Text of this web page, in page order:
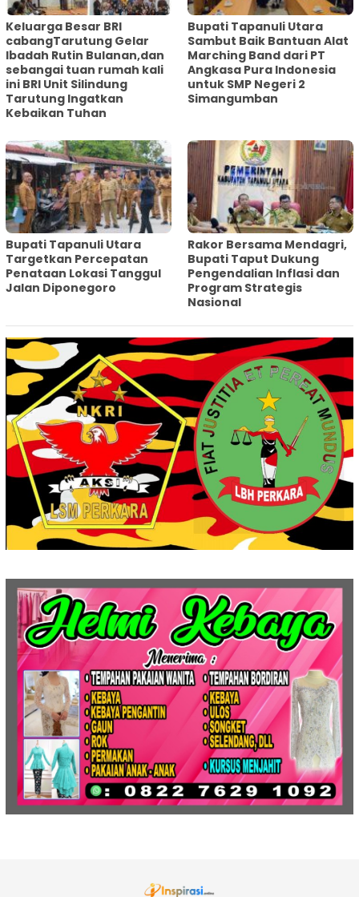
Keluarga Besar BRI
cabangTarutung Gelar
Ibadah Rutin Bulanan,dan
sebangai tuan rumah kali
ini BRI Unit Silindung
Tarutung Ingatkan
Kebaikan Tuhan
Bupati Tapanuli Utara
Sambut Baik Bantuan Alat
Marching Band dari PT
Angkasa Pura Indonesia
untuk SMP Negeri 2
Simangumban
‎Bupati Tapanuli Utara
Targetkan Percepatan
Penataan Lokasi Tanggul
Jalan Diponegoro
Rakor Bersama Mendagri,
Bupati Taput Dukung
Pengendalian Inflasi dan
Program Strategis
Nasional‎